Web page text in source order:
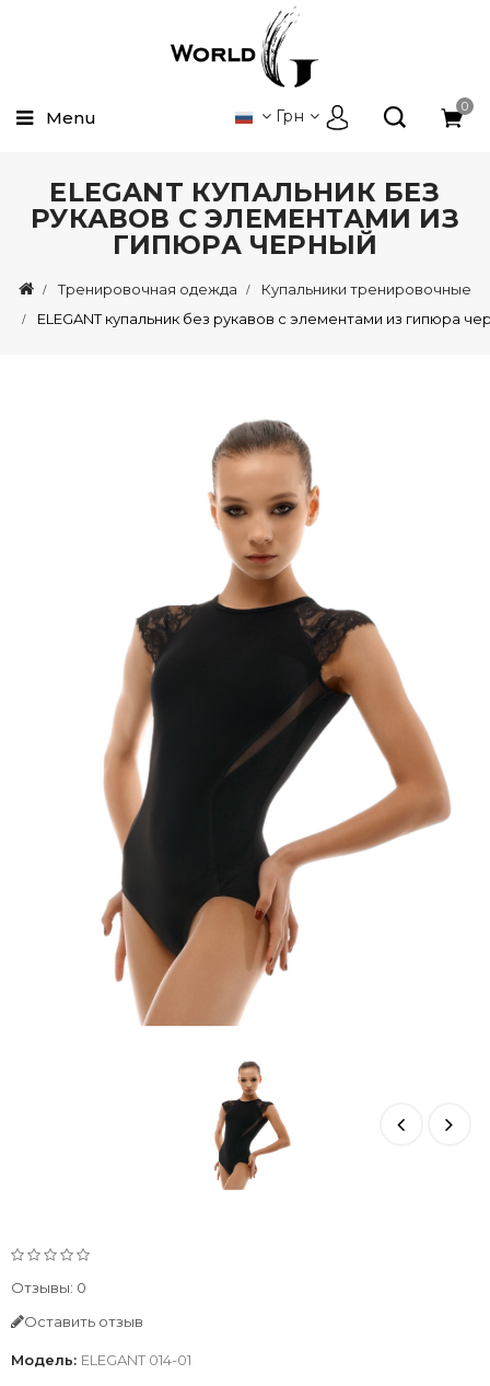
0
Грн
Menu
ELEGANT КУПАЛЬНИК БЕЗ
РУКАВОВ С ЭЛЕМЕНТАМИ ИЗ
ГИПЮРА ЧЕРНЫЙ
Тренировочная одежда
Купальники тренировочные
ELEGANT купальник без рукавов с элементами из гипюра
Отзывы: 0
Оставить отзыв
Модель: ELEGANT 014-01